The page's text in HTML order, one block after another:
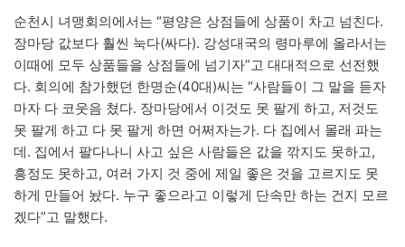
순천시 녀맹회의에서는 “평양은 상점들에 상품이 차고 넘친다.
장마당 값보다 훨씬 눅다(싸다). 강성대국의 령마루에 올라서는
이때에 모두 상품들을 상점들에 넘기자”고 대대적으로 선전했
다. 회의에 참가했던 한명순(40대)씨는 “사람들이 그 말을 듣자
마자 다 코웃음 쳤다. 장마당에서 이것도 못 팔게 하고, 저것도
못 팔게 하고 다 못 팔게 하면 어쩌자는가. 다 집에서 몰래 파는
데. 집에서 팔다나니 사고 싶은 사람들은 값을 깎지도 못하고,
흥정도 못하고, 여러 가지 것 중에 제일 좋은 것을 고르지도 못
하게 만들어 놨다. 누구 좋으라고 이렇게 단속만 하는 건지 모르
겠다”고 말했다.